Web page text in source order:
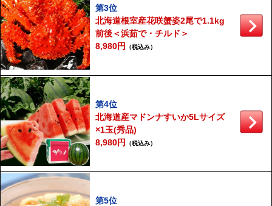
第3位
北海道根室産花咲蟹姿2尾で1.1kg
前後＜浜茹で・チルド＞
8,980円
（税込み）
第4位
北海道産マドンナすいか5Lサイズ
×1玉(秀品)
8,980円
（税込み）
第5位